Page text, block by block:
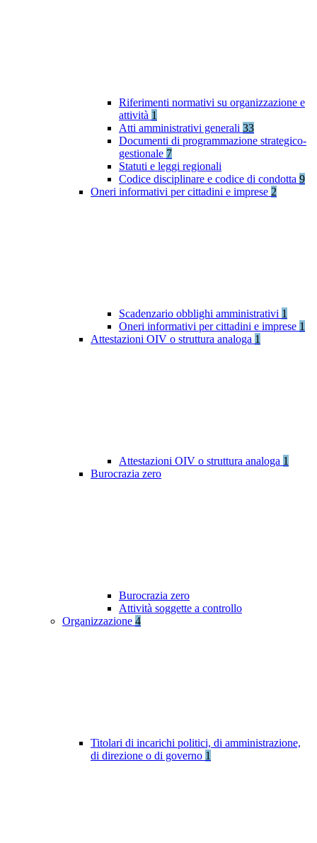
Riferimenti normativi su organizzazione e
attività 1
Atti amministrativi generali 33
Documenti di programmazione strategico-
gestionale 7
Statuti e leggi regionali
Codice disciplinare e codice di condotta 9
Oneri informativi per cittadini e imprese 2
Scadenzario obblighi amministrativi 1
Oneri informativi per cittadini e imprese 1
Attestazioni OIV o struttura analoga 1
Attestazioni OIV o struttura analoga 1
Burocrazia zero
Burocrazia zero
Attività soggette a controllo
Organizzazione 4
Titolari di incarichi politici, di amministrazione,
di direzione o di governo 1